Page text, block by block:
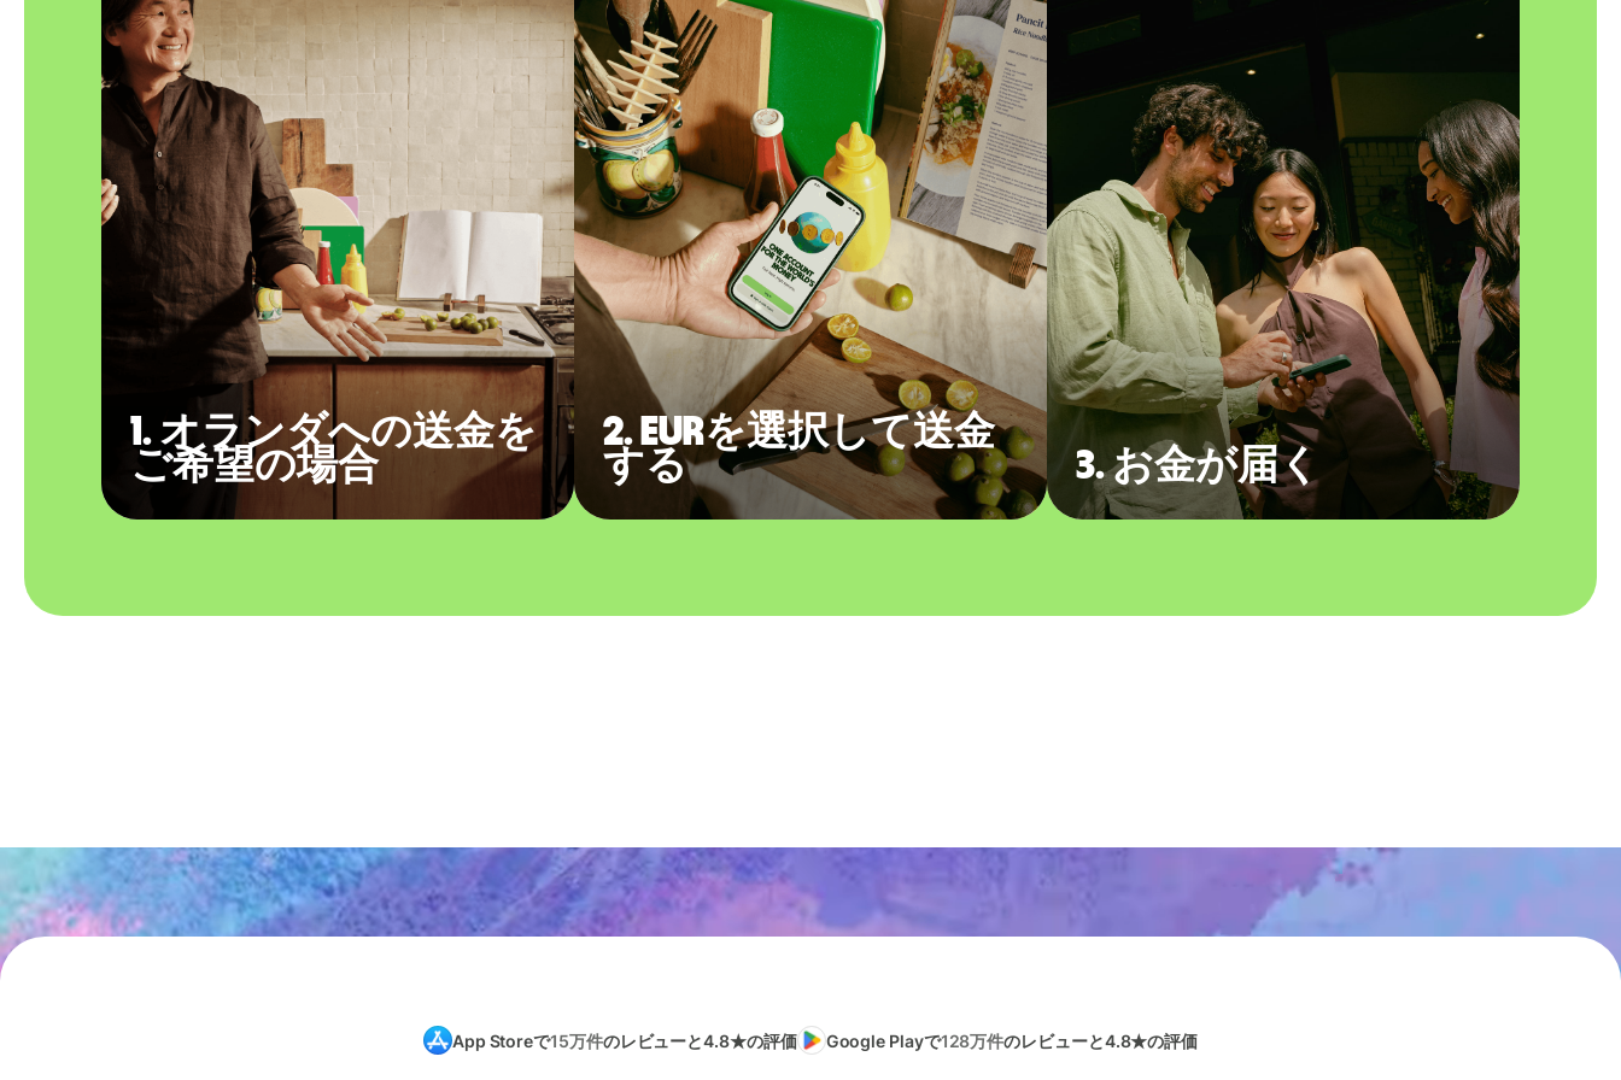
1. オランダへの送金を
ご希望の場合
2. EURを選択して送金
する
3. お金が届く
App Storeで15万件のレビューと4.8★の評価 Google Playで128万件のレビューと4.8★の評価